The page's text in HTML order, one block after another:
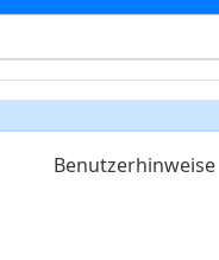
Benutzerhinweise